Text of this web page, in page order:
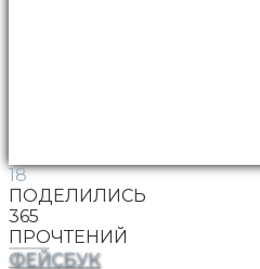
18
ПОДЕЛИЛИСЬ
365
ПРОЧТЕНИЙ
ФЕЙСБУК